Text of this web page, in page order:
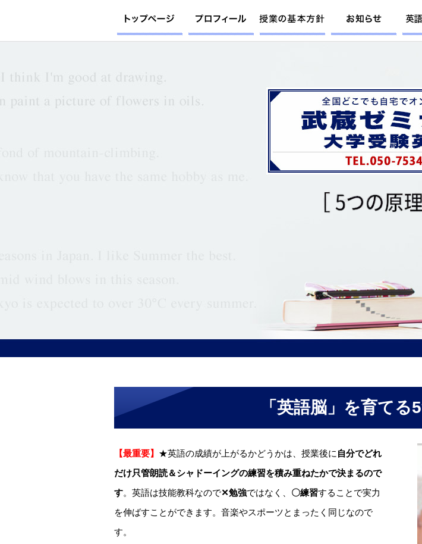
「英語脳」を育てる
【最重要】 ★英語の成績が上がるかどうかは、授業後に 自分でどれ
だけ只管朗読＆シャドーイングの練習を積み重ねたかで決まるので
す。英語は技能教科なので✕勉強ではなく、 〇練習することで実力
を伸ばすことができます。音楽やスポーツとまったく同じなので
す。